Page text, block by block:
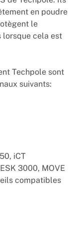
en poudre
le
lorsque cela est
Techpole sont
suivants:
iCT
3000, MOVE
compatibles